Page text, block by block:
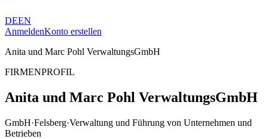
DEEN
AnmeldenKonto erstellen
Anita und Marc Pohl VerwaltungsGmbH
FIRMENPROFIL
Anita und Marc Pohl VerwaltungsGmbH
GmbH·Felsberg·Verwaltung und Führung von Unternehmen und
Betrieben